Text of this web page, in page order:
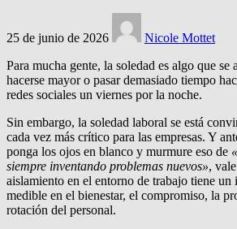
25 de junio de 2026
Nicole Mottet
Para mucha gente, la soledad es algo que
hacerse mayor o pasar demasiado tiempo
redes sociales un viernes por la noche.
Sin embargo, la soledad laboral se está
cada vez más crítico para las empresas. Y
ponga los ojos en blanco y murmure eso de
siempre inventando problemas nuevos»,
aislamiento en el entorno de trabajo tiene
medible en el bienestar, el compromiso, la
rotación del personal.